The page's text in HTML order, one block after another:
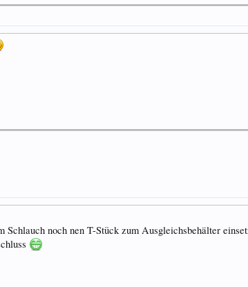
noch nen T-Stück zum Ausgleichsbehälter